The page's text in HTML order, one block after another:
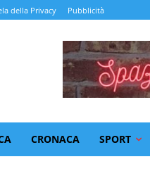
della Privacy Pubblicità
CRONACA SPORT